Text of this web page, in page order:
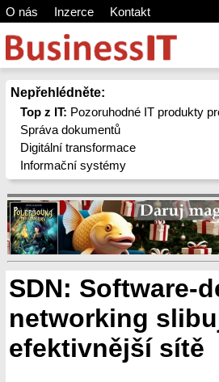
O nás Inzerce Kontakt
Nepřehlédněte:
Top z IT: Pozoruhodné IT produkty
Správa dokumentů
Digitální transformace
Informační systémy
SDN: Software-
networking
efektivnější sítě